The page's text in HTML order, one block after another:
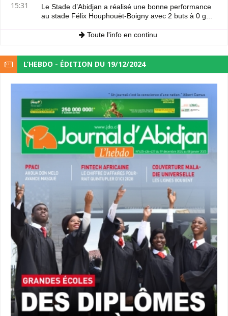
15:31
Le Stade d’Abidjan a réalisé une bonne performance
au stade Félix Houphouët-Boigny avec 2 buts à 0 g...
Toute l'info en continu
L’HEBDO - ÉDITION DU 19/12/2024